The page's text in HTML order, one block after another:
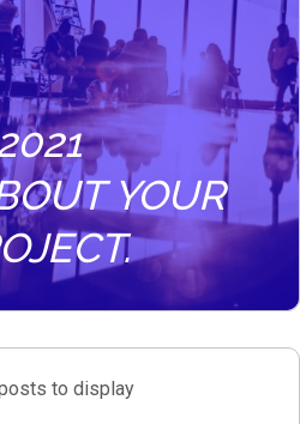
YOUR
to display